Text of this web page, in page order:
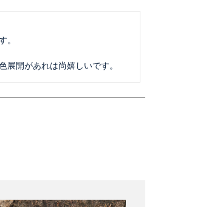
。
展開があれは尚嬉しいです。